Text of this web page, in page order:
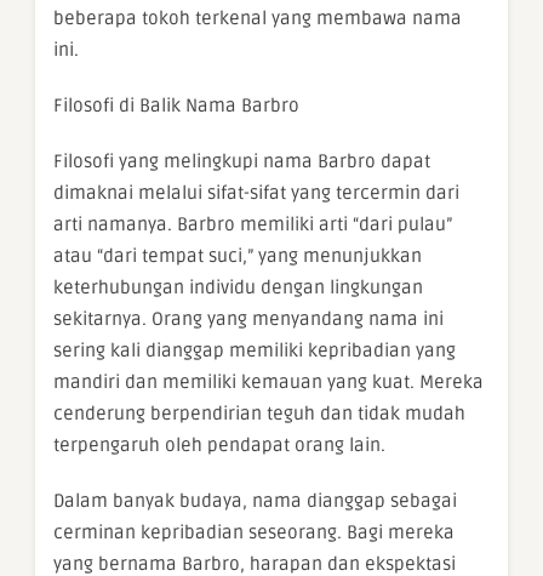
beberapa tokoh terkenal yang membawa nama
ini.
Filosofi di Balik Nama Barbro
Filosofi yang melingkupi nama Barbro dapat
dimaknai melalui sifat-sifat yang tercermin dari
arti namanya. Barbro memiliki arti “dari pulau”
atau “dari tempat suci,” yang menunjukkan
keterhubungan individu dengan lingkungan
sekitarnya. Orang yang menyandang nama ini
sering kali dianggap memiliki kepribadian yang
mandiri dan memiliki kemauan yang kuat. Mereka
cenderung berpendirian teguh dan tidak mudah
terpengaruh oleh pendapat orang lain.
Dalam banyak budaya, nama dianggap sebagai
cerminan kepribadian seseorang. Bagi mereka
yang bernama Barbro, harapan dan ekspektasi